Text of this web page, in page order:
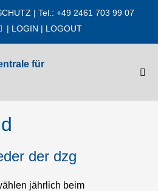
| Tel.: +49 2461 703 99 07
| LOGIN | LOGOUT
der dzg
jährlich beim